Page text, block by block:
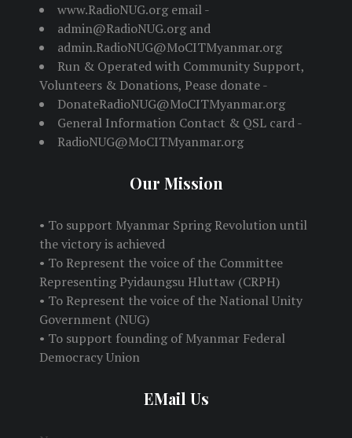
www.RadioNUG.org email -
admin@RadioNUG.org and
admin.RadioNUG@MoCITMyanmar.org
Run & Operated with Community Support,
Volunteers & Donations, Pease donate -
DonateRadioNUG@MoCITMyanmar.org
General Information Contact & QSL card -
RadioNUG@MoCITMyanmar.org
Our Mission
• To support Myanmar Spring Revolution until
the victory is achieved
• To Represent the voice of the Committee
Representing Pyidaungsu Hluttaw (CRPH)
• To Represent the voice of the National Unity
Government (NUG)
• To support founding of Myanmar Federal
Democracy Union
EMail Us